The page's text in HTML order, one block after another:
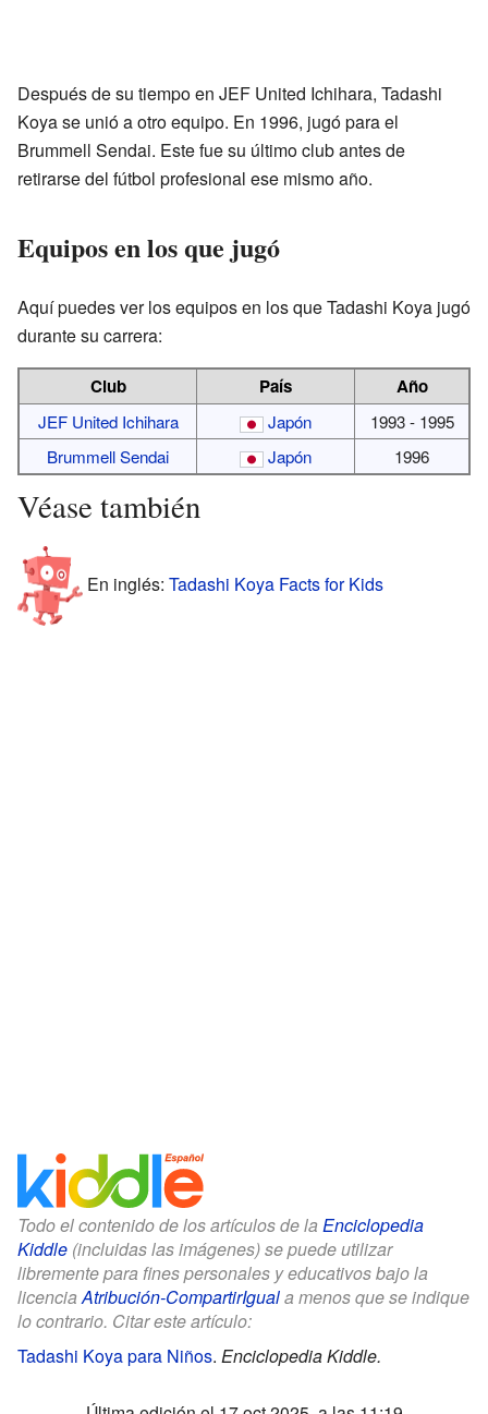
Después de su tiempo en JEF United Ichihara, Tadashi
Koya se unió a otro equipo. En 1996, jugó para el
Brummell Sendai. Este fue su último club antes de
retirarse del fútbol profesional ese mismo año.
Equipos en los que jugó
Aquí puedes ver los equipos en los que Tadashi Koya jugó
durante su carrera:
Club País Año
JEF United Ichihara Japón
1993 - 1995
Brummell Sendai
Japón 1996
Véase también
En inglés: Tadashi Koya Facts for Kids
Todo el contenido de los artículos de la Enciclopedia
Kiddle (incluidas las imágenes) se puede utilizar
libremente para fines personales y educativos bajo la
licenciaAtribución-CompartirIguala menos que se indique
lo contrario. Citar este artículo:
Tadashi Koya para Niños. Enciclopedia Kiddle.